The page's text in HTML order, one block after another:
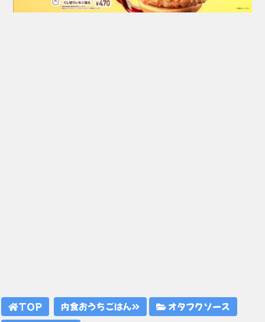
TOP 内食おうちごはん
オタフクソース